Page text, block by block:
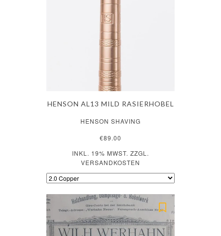
HENSON AL13 MILD RASIERHOBEL
HENSON SHAVING
€89.00
INKL. 19% MWST. ZZGL.
VERSANDKOSTEN